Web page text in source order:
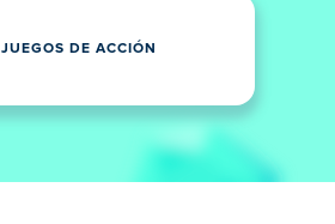
JUEGOS DE ACCIÓN